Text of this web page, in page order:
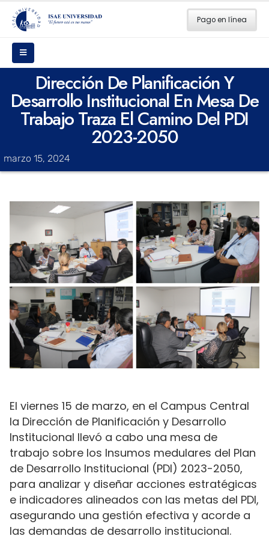
Pago en línea
Dirección De Planificación Y
Desarrollo Institucional En Mesa De
Trabajo Traza El Camino Del PDI
2023-2050
marzo 15, 2024
El viernes 15 de marzo, en el Campus Central
la Dirección de Planificación y Desarrollo
Institucional llevó a cabo una mesa de
trabajo sobre los Insumos medulares del Plan
de Desarrollo Institucional (PDI) 2023-2050,
para analizar y diseñar acciones estratégicas
e indicadores alineados con las metas del PDI,
asegurando una gestión efectiva y acorde a
las demandas de desarrollo institucional.